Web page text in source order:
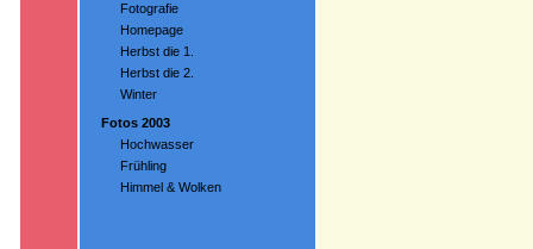
Fotografie
Homepage
Herbst die 1.
Herbst die 2.
Winter
Fotos 2003
Hochwasser
Frühling
Himmel & Wolken